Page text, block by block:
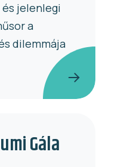
jelenlegi
a
dilemmája
Gála